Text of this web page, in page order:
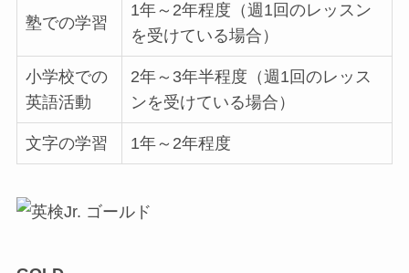
塾での学習
1年～2年程度（週1回のレッスン
を受けている場合）
小学校での
英語活動
2年～3年半程度（週1回のレッス
ンを受けている場合）
文字の学習 1年～2年程度